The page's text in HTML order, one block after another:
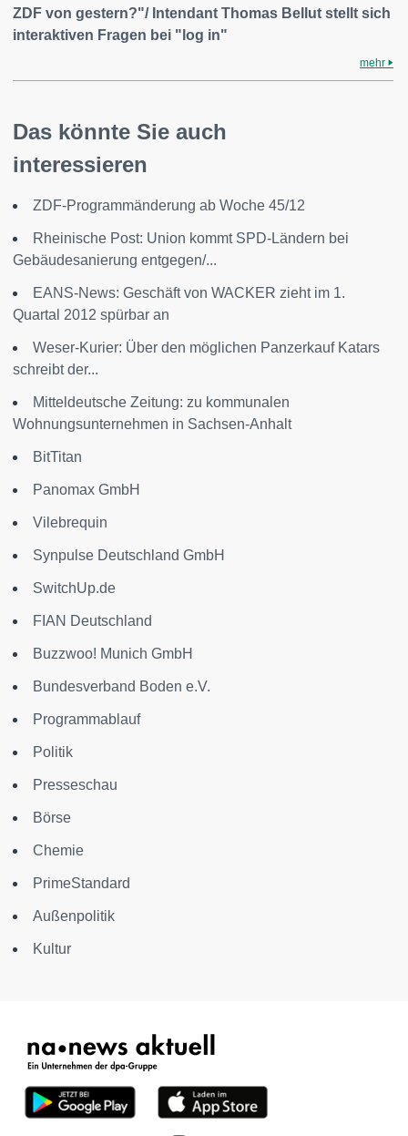
ZDF von gestern?"/ Intendant Thomas Bellut stellt sich
interaktiven Fragen bei "log in"
mehr
Das könnte Sie auch
interessieren
ZDF-Programmänderung ab Woche 45/12
Rheinische Post: Union kommt SPD-Ländern bei
Gebäudesanierung entgegen/...
EANS-News: Geschäft von WACKER zieht im 1.
Quartal 2012 spürbar an
Weser-Kurier: Über den möglichen Panzerkauf Katars
schreibt der...
Mitteldeutsche Zeitung: zu kommunalen
Wohnungsunternehmen in Sachsen-Anhalt
BitTitan
Panomax GmbH
Vilebrequin
Synpulse Deutschland GmbH
SwitchUp.de
FIAN Deutschland
Buzzwoo! Munich GmbH
Bundesverband Boden e.V.
Programmablauf
Politik
Presseschau
Börse
Chemie
PrimeStandard
Außenpolitik
Kultur